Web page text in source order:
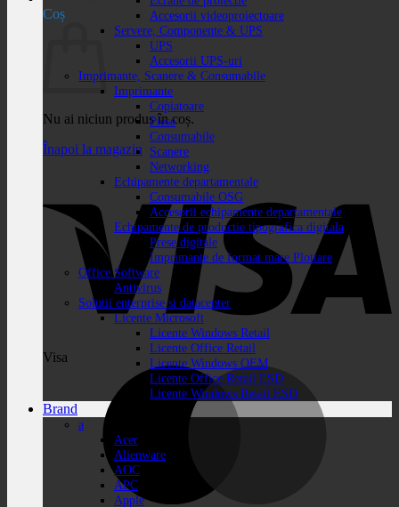
Coș
Nu ai niciun produs în coș.
Înapoi la magazin
Visa
Accesorii videoproiectoare
Servere, Componente & UPS
UPS
Accesorii UPS-uri
Imprimante, Scanere & Consumabile
Imprimante
Copiatoare
Piese
Consumabile
Scanere
Networking
Echipamente departamentale
Consumabile OSG
Accesorii echipamente departamentale
Echipamente de productie tipografica digitala
Prese digitale
Imprimante de format mare Plottare
Office Software
Antivirus
Solutii enterprise si datacenter
Licente Microsoft
Licente Windows Retail
Licente Office Retail
Licente Windows OEM
Licente Office Retail ESD
Licente Windows Retail ESD
Brand
a
Acer
Alienware
AOC
APC
Apple